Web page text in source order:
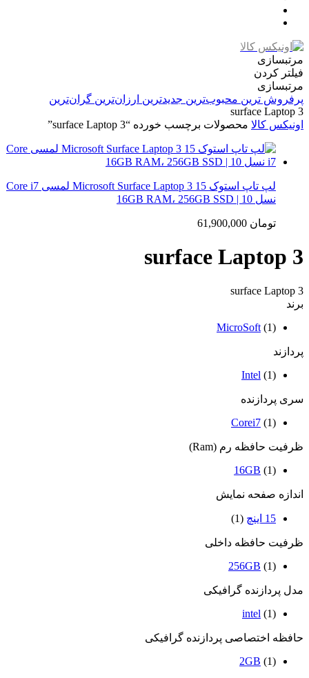
مرتبسازی
فیلتر کردن
مرتبسازی
پرفروش ترین محبوب‌ترین جدیدترین ارزان‌ترین گران‌ترین
surface Laptop 3
اونیکس کالا محصولات برچسب خورده “surface Laptop 3”
لپ تاپ استوک Microsoft Surface Laptop 3 15 لمسی Core i7
نسل 10 | 16GB RAM، 256GB SSD
تومان
surface Laptop 3
surface Laptop 3
برند
MicroSoft (1)
پردازند
Intel (1)
سری پردازنده
Corei7 (1)
ظرفیت حافظه رم (Ram)
16GB (1)
اندازه صفحه نمایش
15 اینچ (1)
ظرفیت حافظه داخلی
256GB (1)
مدل پردازنده گرافیکی
intel (1)
حافظه اختصاصی پردازنده گرافیکی
2GB (1)